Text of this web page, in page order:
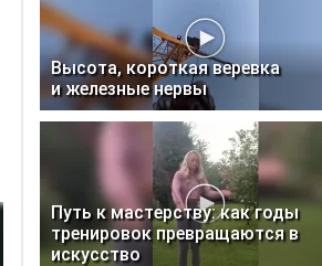
Высота, короткая веревка
и железные нервы
Путь к мастерству: как годы
тренировок превращаются в
искусство